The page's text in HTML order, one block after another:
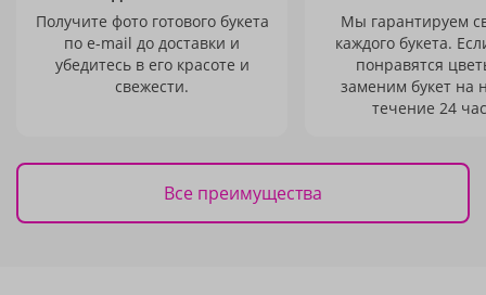
Получите фото готового букета
по e-mail до доставки и
убедитесь в его красоте и
свежести.
Мы гарантируем
каждого букета.
понравятся
заменим букет на
течение 24
Все преимущества